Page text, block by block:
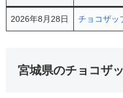
2026年8月28日 チョコザッ
宮城県のチョコザ